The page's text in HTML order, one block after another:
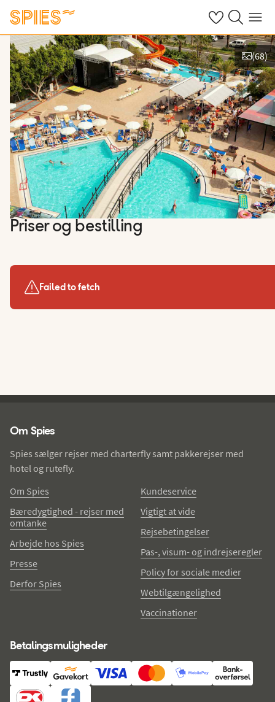
Se dine gemte
Søg påMenu
Vis film og billeder
(68)
Priser og bestilling
Failed to fetch
Om Spies
Spies sælger rejser med charterfly samt pakkerejser med
hotel og rutefly.
Om Spies
Bæredygtighed - rejser med
omtanke
Arbejde hos Spies
Presse
Derfor Spies
Kundeservice
Vigtigt at vide
Rejsebetingelser
Pas-, visum- og indrejseregler
Policy for sociale medier
Webtilgængelighed
Vaccinationer
Betalingsmuligheder